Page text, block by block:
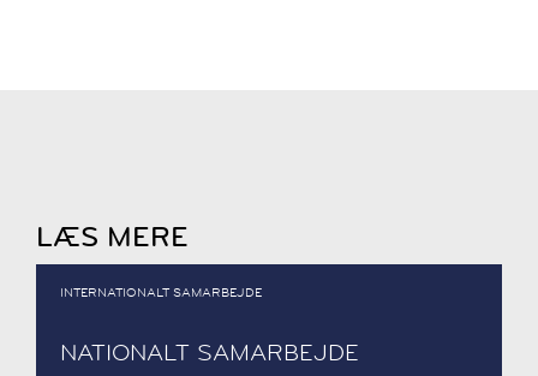
LÆS MERE
INTERNATIONALT SAMARBEJDE
NATIONALT SAMARBEJDE